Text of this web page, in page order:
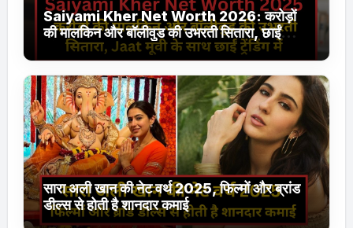
Saiyami Kher Net Worth 2026: करोड़ों
की मालकिन और बॉलीवुड की उभरती सितारा, छाईं
ट्रेंडिंग में
सारा अली खान की नेट वर्थ 2025, फिल्मों और ब्रांड
डील्स से होती है शानदार कमाई